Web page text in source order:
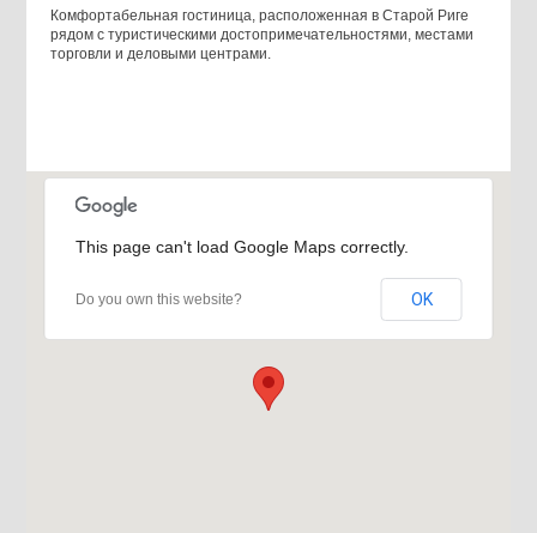
Комфортабельная гостиница, расположенная в Старой Риге
рядом с туристическими достопримечательностями, местами
торговли и деловыми центрами.
This page can't load Google Maps correctly.
Do you own this website? OK